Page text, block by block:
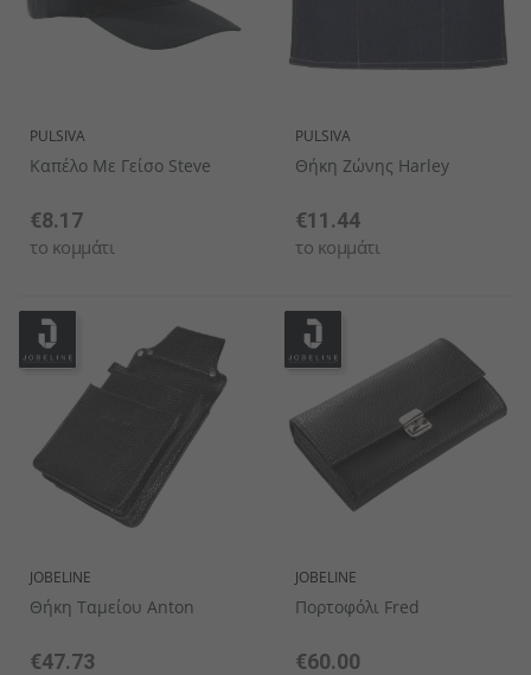
PULSIVA
Καπέλο Με Γείσο Steve
€8.17
το κομμάτι
PULSIVA
Θήκη Ζώνης Harley
€11.44
το κομμάτι
JOBELINE
Θήκη Ταμείου Anton
€47.73
JOBELINE
Πορτοφόλι Fred
€60.00